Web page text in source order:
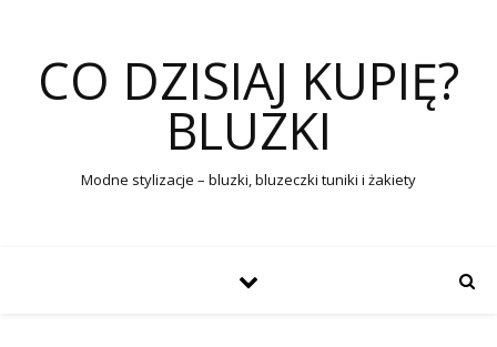
CO DZISIAJ KUPIĘ?
BLUZKI
Modne stylizacje – bluzki, bluzeczki tuniki i żakiety